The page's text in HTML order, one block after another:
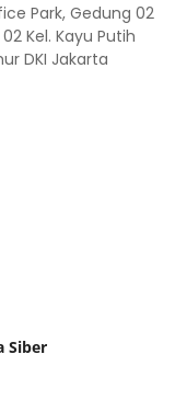
Park, Gedung 02
Kel. Kayu Putih
DKI Jakarta
Siber